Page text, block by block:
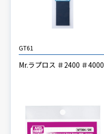
GT61
Mr.ラプロス ＃2400 ＃4000